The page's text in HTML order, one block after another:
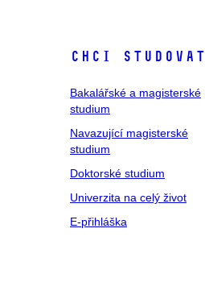
Chci studovat
Bakalářské a magisterské
studium
Navazující magisterské
studium
Doktorské studium
Univerzita na celý život
E-přihláška